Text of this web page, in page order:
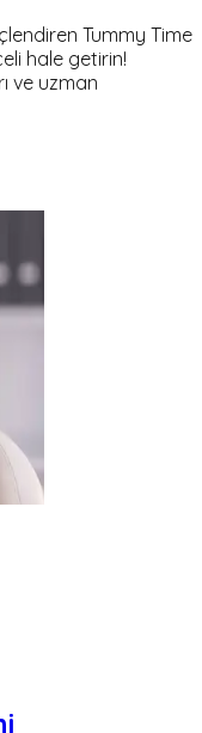
Tummy Time
hale getirin!
ve uzman